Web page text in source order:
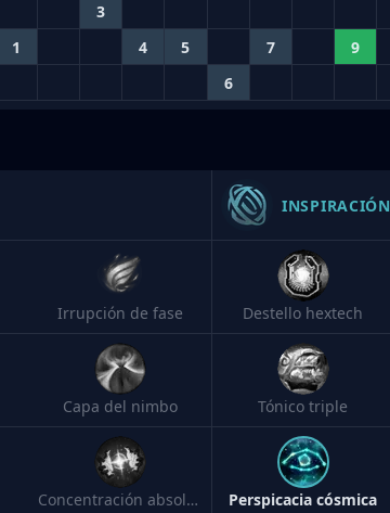
3
1 4 5 7 9
6
Irrupción de fase
Capa del nimbo
Concentración absoluta
INSPIRACIÓN
Destello hextech
Tónico triple
Perspicacia cósmica